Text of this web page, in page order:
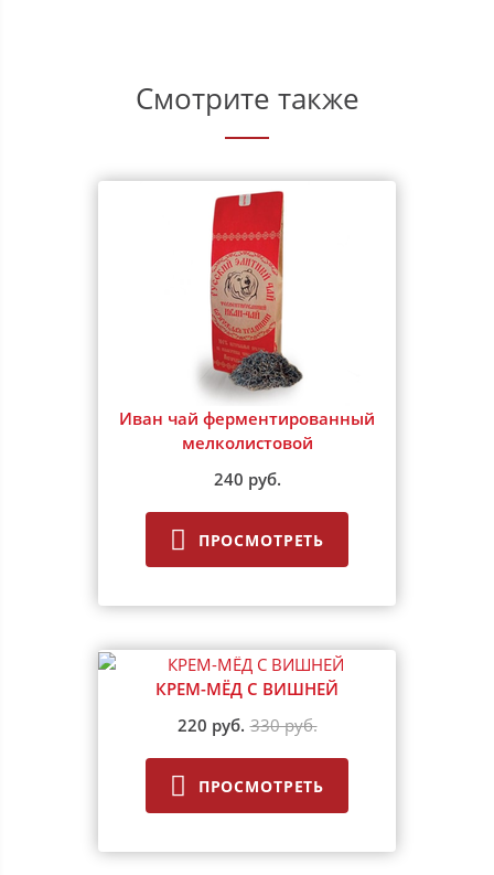
Смотрите также
Иван чай ферментированный
мелколистовой
240 руб.
ПРОСМОТРЕТЬ
КРЕМ-МЁД С ВИШНЕЙ
220 руб. 330 руб.
ПРОСМОТРЕТЬ